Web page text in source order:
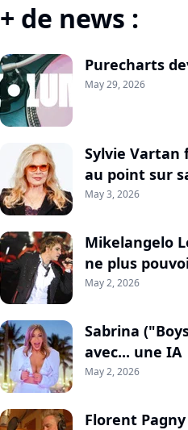
+ de news :
Purecharts
May 29, 2026
Sylvie Vartan
au point sur
May 3, 2026
Mikelangelo
ne plus
May 2, 2026
Sabrina
avec... une IA
May 2, 2026
Florent